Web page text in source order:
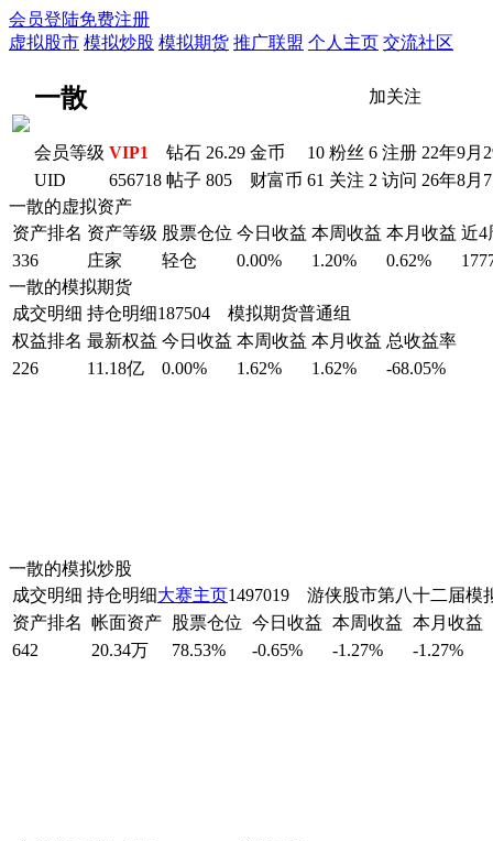
会员登陆免费注册
虚拟股市 模拟炒股 模拟期货 推广联盟 个人主页 交流社区
一散 加关注
会员等级 VIP1 钻石 26.29 金币 10 粉丝 6 注册 22年9月
UID
656718 帖子 805 财富币 61 关注 2 访问 26年8月
一散的虚拟资产
资产排名 资产等级 股票仓位 今日收益 本周收益 本月收益 近4
336
庄家 轻仓 0.00% 1.20% 0.62%
一散的模拟期货
成交明细 持仓明细187504 模拟期货普通组
权益排名 最新权益 今日收益 本周收益 本月收益 总收益率
226
11.18亿 0.00% 1.62% 1.62% -68.05%
一散的模拟炒股
成交明细 持仓明细大赛主页1497019 游侠股市第八十二届模
资产排名 帐面资产 股票仓位 今日收益 本周收益 本月收益
642
20.34万 78.53% -0.65% -1.27% -1.27%